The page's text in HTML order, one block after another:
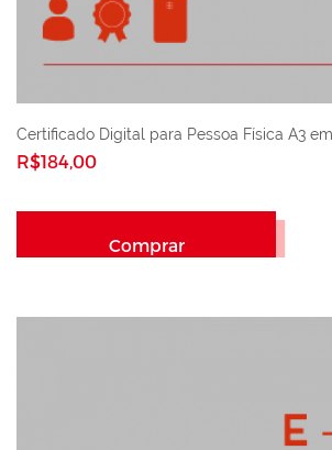
Certificado Digital para Pessoa Física A3
R$184,00
Comprar